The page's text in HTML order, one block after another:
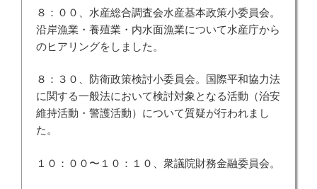
８：００、水産総合調査会水産基本政策小委員会。
沿岸漁業・養殖業・内水面漁業について水産庁から
のヒアリングをしました。
８：３０、防衛政策検討小委員会。国際平和協力法
に関する一般法において検討対象となる活動（治安
維持活動・警護活動）について質疑が行われまし
た。
１０：００〜１０：１０、衆議院財務金融委員会。